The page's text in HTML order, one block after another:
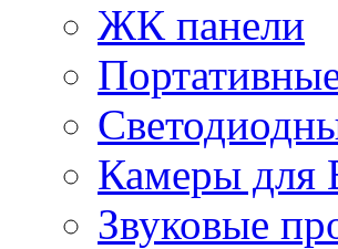
ЖК панели
Камеры для
Звуковые